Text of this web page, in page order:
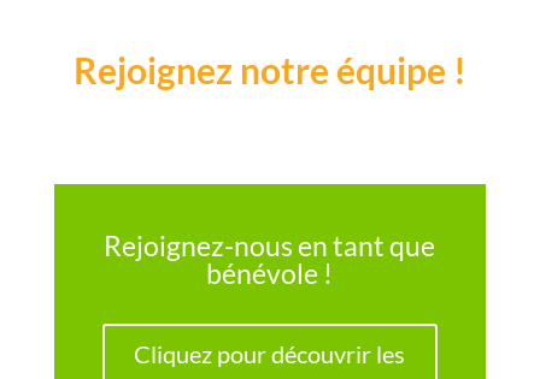
Rejoignez notre équipe !
Rejoignez-nous en tant que
bénévole !
Cliquez pour découvrir les